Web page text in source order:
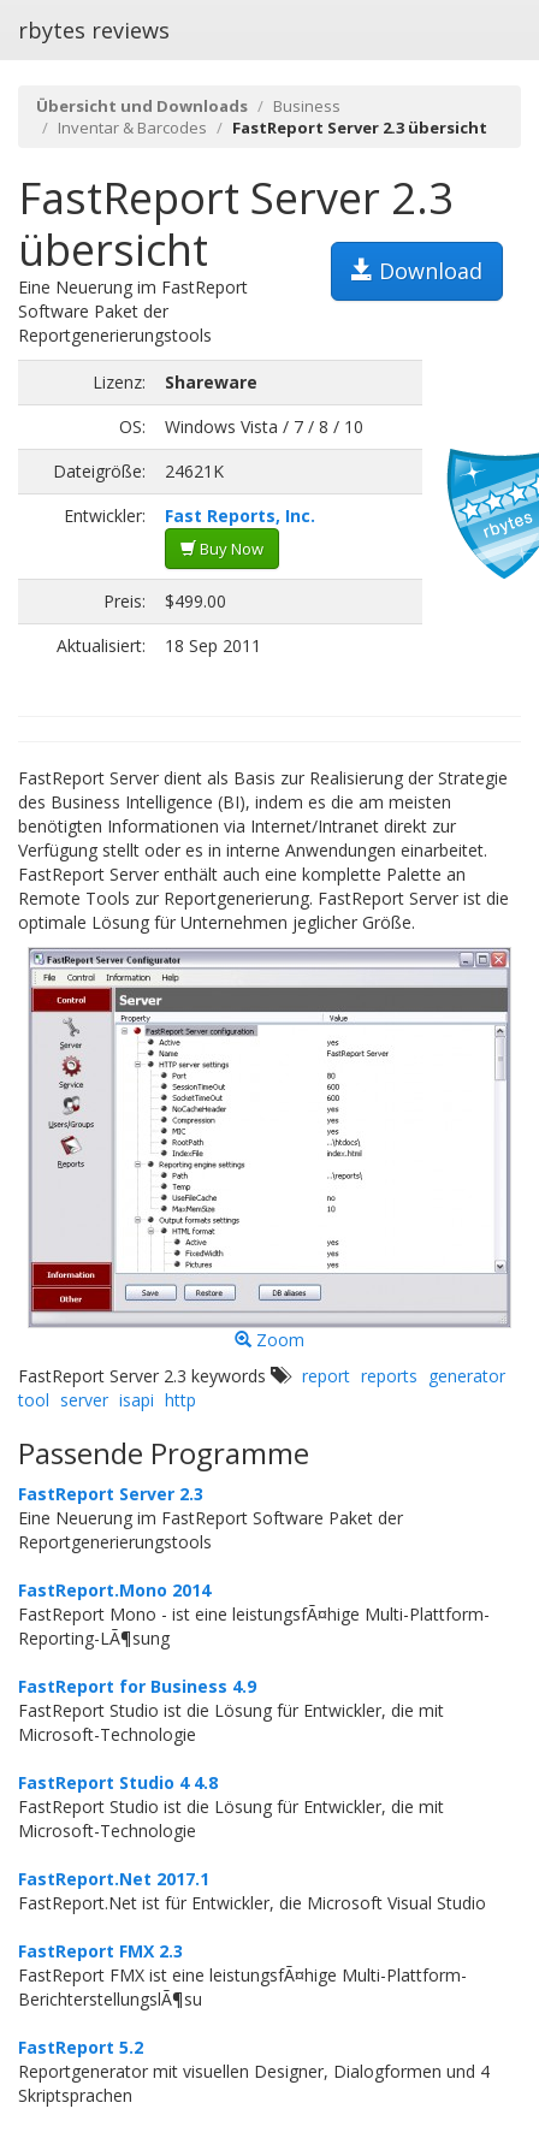
rbytes reviews
Übersicht und Downloads
Business
Inventar & Barcodes
FastReport Server 2.3 übersicht
FastReport Server 2.3
übersicht
Download
Eine Neuerung im FastReport
Software Paket der
Reportgenerierungstools
Lizenz:
Shareware
OS:
Windows Vista / 7 / 8 / 10
Dateigröße:
24621K
Entwickler:
Fast Reports, Inc.
Buy Now
Preis:
$499.00
Aktualisiert:
18 Sep 2011
FastReport Server dient als Basis zur Realisierung der Strategie
des Business Intelligence (BI), indem es die am meisten
benötigten Informationen via Internet/Intranet direkt zur
Verfügung stellt oder es in interne Anwendungen einarbeitet.
FastReport Server enthält auch eine komplette Palette an
Remote Tools zur Reportgenerierung. FastReport Server ist die
optimale Lösung für Unternehmen jeglicher Größe.
Zoom
FastReport Server 2.3 keywords
report reports generator
tool server isapi http
Passende Programme
FastReport Server 2.3
Eine Neuerung im FastReport Software Paket der
Reportgenerierungstools
FastReport.Mono 2014
FastReport Mono - ist eine leistungsfÃ¤hige Multi-Plattform-
Reporting-LÃ¶sung
FastReport for Business 4.9
FastReport Studio ist die Lösung für Entwickler, die mit
Microsoft-Technologie
FastReport Studio 4 4.8
FastReport Studio ist die Lösung für Entwickler, die mit
Microsoft-Technologie
FastReport.Net 2017.1
FastReport.Net ist für Entwickler, die Microsoft Visual Studio
FastReport FMX 2.3
FastReport FMX ist eine leistungsfÃ¤hige Multi-Plattform-
BerichterstellungslÃ¶su
FastReport 5.2
Reportgenerator mit visuellen Designer, Dialogformen und 4
Skriptsprachen